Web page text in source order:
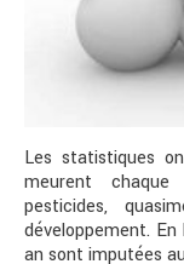
Les statistiques
meurent
pesticides,
développement.
an sont imputées